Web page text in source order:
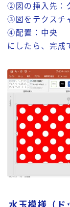
②図の挿入先：
③図をテクスチ
④配置：中央
にしたら、完成